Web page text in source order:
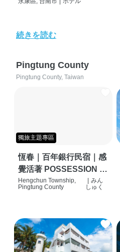
続きを読む
Pingtung County
Pingtung County, Taiwan
獨旅主題專區
恆春｜百年銀行民宿｜感
覺活著 POSSESSION |
背包客棧 | 恆春必住特色
Hengchun Township,
Pingtung County
みん
しゅく